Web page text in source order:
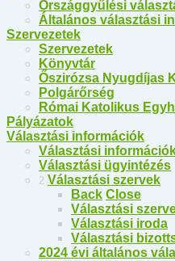
Országgyűlési
Általános választási
Szervezetek
Szervezetek
Könyvtár
Őszirózsa Nyugdíjas
Polgárőrség
Római Katolikus
Pályázatok
Választási információk
Választási
Választási ügyintézés
2 Választási szervek
Back Close
Választási
Választási iroda
Választási
2024 évi általános